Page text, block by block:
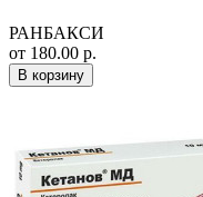
РАНБАКСИ
от 180.00 р.
В корзину